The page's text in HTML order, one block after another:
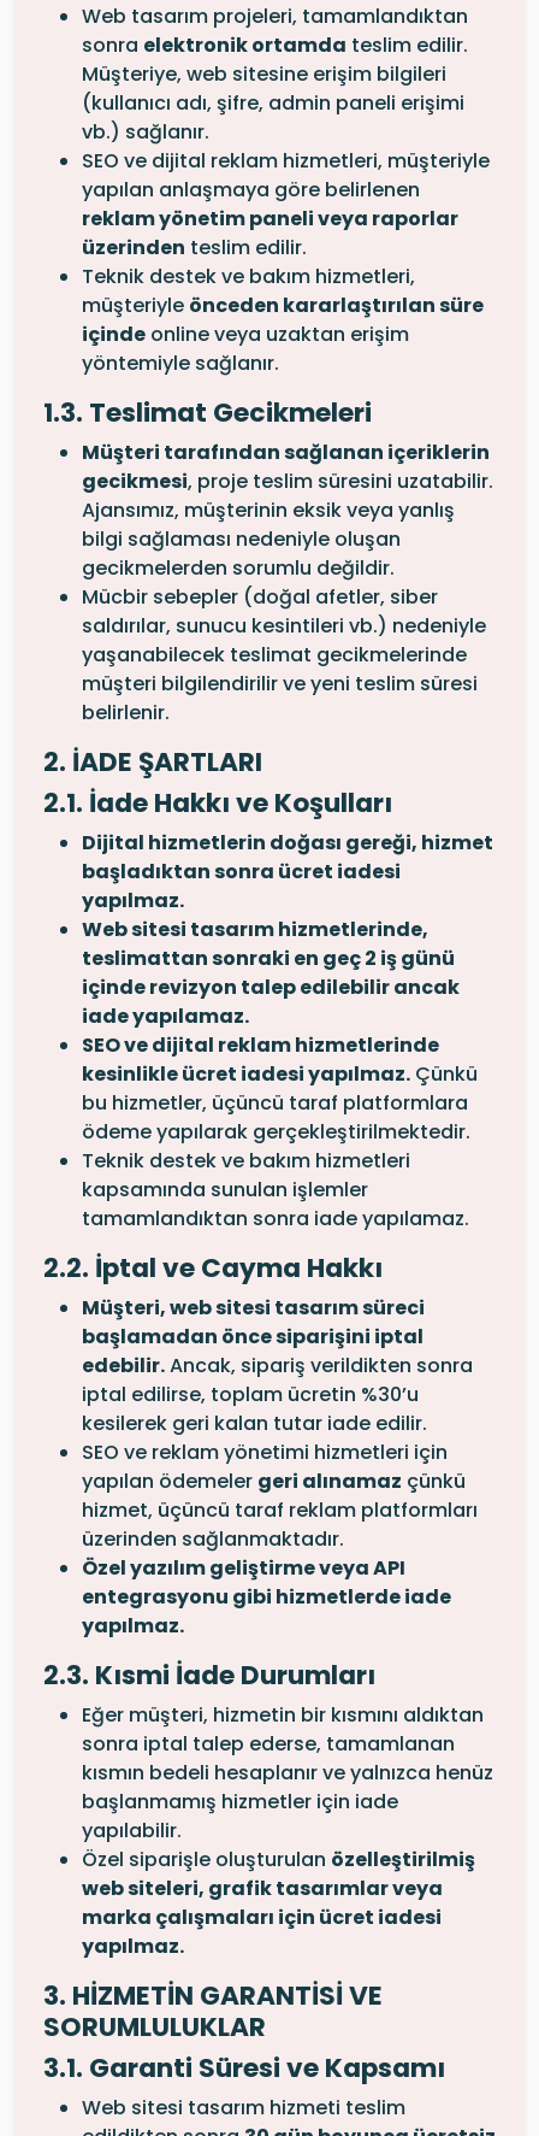
Web tasarım projeleri, tamamlandıktan
sonra elektronik ortamda teslim edilir.
Müşteriye, web sitesine erişim bilgileri
(kullanıcı adı, şifre, admin paneli erişimi
vb.) sağlanır.
SEO ve dijital reklam hizmetleri, müşteriyle
yapılan anlaşmaya göre belirlenen
reklam yönetim paneli veya raporlar
üzerinden teslim edilir.
Teknik destek ve bakım hizmetleri,
müşteriyle önceden kararlaştırılan süre
içinde online veya uzaktan erişim
yöntemiyle sağlanır.
1.3. Teslimat Gecikmeleri
Müşteri tarafından sağlanan içeriklerin
gecikmesi, proje teslim süresini uzatabilir.
Ajansımız, müşterinin eksik veya yanlış
bilgi sağlaması nedeniyle oluşan
gecikmelerden sorumlu değildir.
Mücbir sebepler (doğal afetler, siber
saldırılar, sunucu kesintileri vb.) nedeniyle
yaşanabilecek teslimat gecikmelerinde
müşteri bilgilendirilir ve yeni teslim süresi
belirlenir.
2. İADE ŞARTLARI
2.1. İade Hakkı ve Koşulları
Dijital hizmetlerin doğası gereği, hizmet
başladıktan sonra ücret iadesi
yapılmaz.
Web sitesi tasarım hizmetlerinde,
teslimattan sonraki en geç 2 iş günü
içinde revizyon talep edilebilir ancak
iade yapılamaz.
SEO ve dijital reklam hizmetlerinde
kesinlikle ücret iadesi yapılmaz. Çünkü
bu hizmetler, üçüncü taraf platformlara
ödeme yapılarak gerçekleştirilmektedir.
Teknik destek ve bakım hizmetleri
kapsamında sunulan işlemler
tamamlandıktan sonra iade yapılamaz.
2.2. İptal ve Cayma Hakkı
Müşteri, web sitesi tasarım süreci
başlamadan önce siparişini iptal
edebilir.Ancak, sipariş verildikten sonra
iptal edilirse, toplam ücretin %30’u
kesilerek geri kalan tutar iade edilir.
SEO ve reklam yönetimi hizmetleri için
yapılan ödemeler geri alınamaz çünkü
hizmet, üçüncü taraf reklam platformları
üzerinden sağlanmaktadır.
Özel yazılım geliştirme veya API
entegrasyonu gibi hizmetlerde iade
yapılmaz.
2.3. Kısmi İade Durumları
Eğer müşteri, hizmetin bir kısmını aldıktan
sonra iptal talep ederse, tamamlanan
kısmın bedeli hesaplanır ve yalnızca henüz
başlanmamış hizmetler için iade
yapılabilir.
Özel siparişle oluşturulan özelleştirilmiş
web siteleri, grafik tasarımlar veya
marka çalışmaları için ücret iadesi
yapılmaz.
3. HİZMETİN GARANTİSİ VE
SORUMLULUKLAR
3.1. Garanti Süresi ve Kapsamı
Web sitesi tasarım hizmeti teslim